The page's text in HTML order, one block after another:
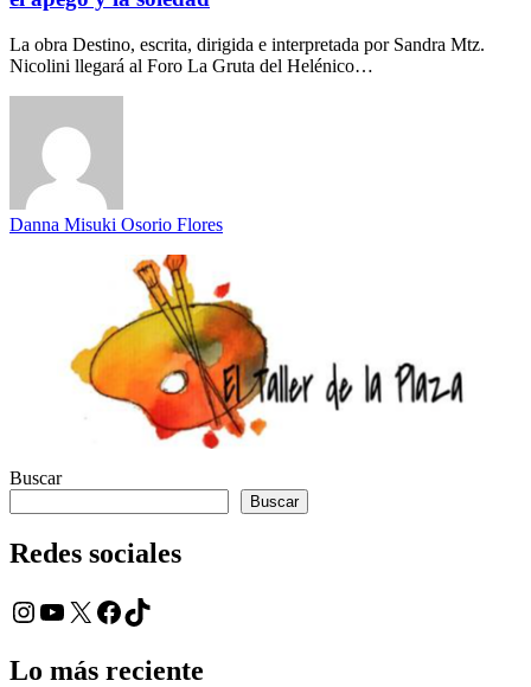
La obra Destino, escrita, dirigida e interpretada por Sandra Mtz.
Nicolini llegará al Foro La Gruta del Helénico…
Danna Misuki Osorio Flores
Buscar
Buscar
Redes sociales
Instagram
YouTube
X Facebook
TikTok
Lo más reciente